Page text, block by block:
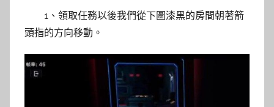
1、領取任務以後我們從下圖漆黑的房間朝著箭
頭指的方向移動。